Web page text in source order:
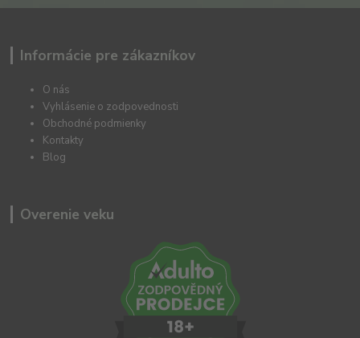
Informácie pre zákazníkov
O nás
Vyhlásenie o zodpovednosti
Obchodné podmienky
Kontakty
Blog
Overenie veku